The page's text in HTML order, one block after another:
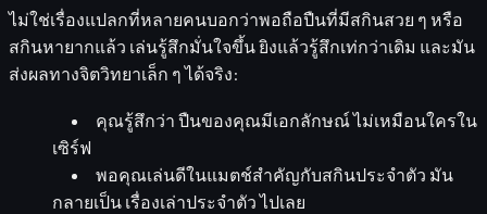
ไม่ใช่เรื่องแปลกที่หลายคนบอกว่าพอถือปืนที่มีสกินสวย ๆ หรือ
สกินหายากแล้ว เล่นรู้สึกมั่นใจขึ้นยิงแล้วรู้สึกเท่กว่าเดิม และมัน
ส่งผลทางจิตวิทยาเล็ก ๆ ได้จริง:
คุณรู้สึกว่า ปืนของคุณมีเอกลักษณ์ไม่เหมือนใครใน
เซิร์ฟ
พอคุณเล่นดีในแมตช์สำคัญกับสกินประจำตัว มัน
กลายเป็น เรื่องเล่าประจำตัวไปเลย